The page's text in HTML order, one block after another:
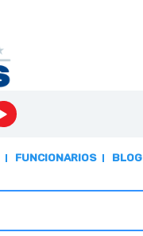
FUNCIONARIOS BLOG